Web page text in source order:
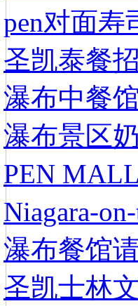
pen对面寿
圣凯泰餐
瀑布中餐
瀑布景区
PEN
Niagara-
瀑布餐馆
圣凯士林